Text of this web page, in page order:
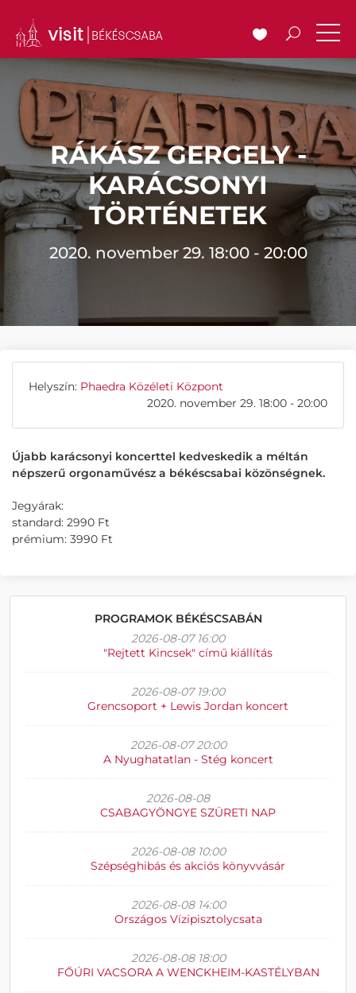
RÁKÁSZ GERGELY -
KARÁCSONYI
TÖRTÉNETEK
2020. november 29. 18:00 - 20:00
Helyszín: Phaedra Közéleti Központ
2020. november 29. 18:00 - 20:00
Újabb karácsonyi koncerttel kedveskedik a méltán
népszerű orgonaművész a békéscsabai közönségnek.
Jegyárak:
standard: 2990 Ft
prémium: 3990 Ft
PROGRAMOK BÉKÉSCSABÁN
2026-08-07 16:00
"Rejtett Kincsek" című kiállítás
2026-08-07 19:00
Grencsoport + Lewis Jordan koncert
2026-08-07 20:00
A Nyughatatlan - Stég koncert
2026-08-08
CSABAGYÖNGYE SZÜRETI NAP
2026-08-08 10:00
Szépséghibás és akciós könyvvásár
2026-08-08 14:00
Országos Vízipisztolycsata
2026-08-08 18:00
FŐÚRI VACSORA A WENCKHEIM-KASTÉLYBAN